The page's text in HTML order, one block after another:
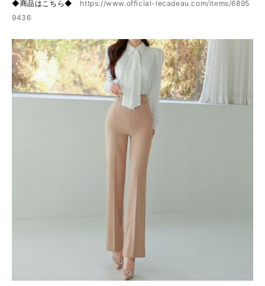
◆商品はこちら◆ https://www.official-lecadeau.com/items/6895
9436